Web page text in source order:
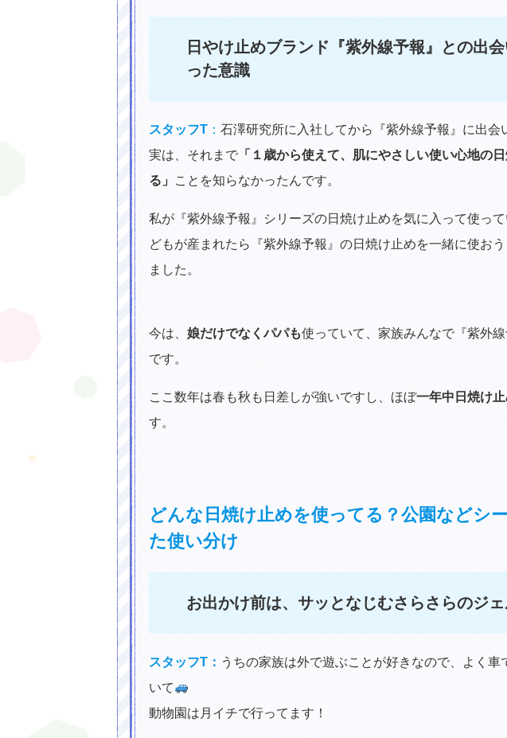
日やけ止めブランド『紫外線予報』との出
った意識
スタッフT ： 石澤研究所に入社してから『紫外線予報』に出会
実は、それまで 「１歳から使えて、肌にやさしい使い心地の
る」
ことを知らなかったんです。
私が『紫外線予報』シリーズの日焼け止めを気に入って使っ
どもが産まれたら『紫外線予報』の日焼け止めを一緒に使お
ました。
今は、 娘だけでなくパパも使っていて、家族みんなで『紫外
です。
ここ数年は春も秋も日差しが強いですし、ほぼ一年中日焼け
す。
どんな日焼け止めを使ってる？公園などシ
た使い分け
お出かけ前は、サッとなじむさらさらのジ
スタッフT： うちの家族は外で遊ぶことが好きなので、よく車
いて
動物園は月イチで行ってます！